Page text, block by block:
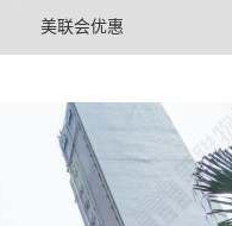
美联会优惠